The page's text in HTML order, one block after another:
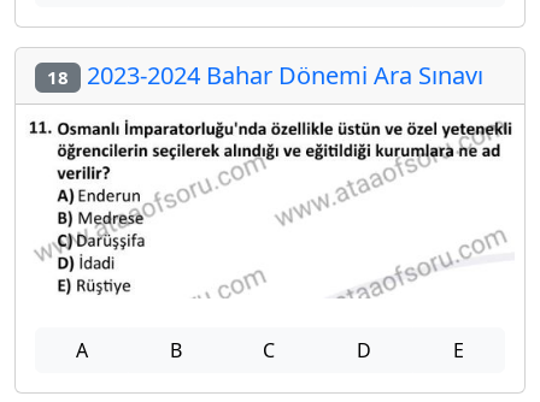
18 2023-2024 Bahar Dönemi Ara Sınavı
A B C D E